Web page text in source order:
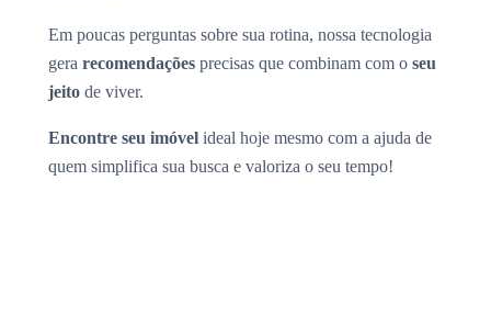
Em poucas perguntas sobre sua rotina, nossa tecnologia
gera recomendações precisas que combinam com o seu
jeito de viver.
Encontre seu imóvel ideal hoje mesmo com a ajuda de
quem simplifica sua busca e valoriza o seu tempo!